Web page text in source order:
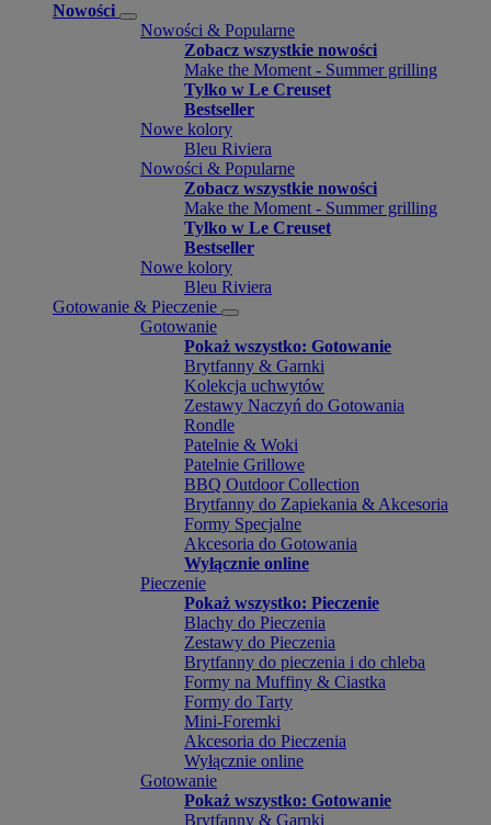
Nowości
Nowości & Popularne
Zobacz wszystkie nowości
Make the Moment - Summer grilling
Tylko w Le Creuset
Bestseller
Nowe kolory
Bleu Riviera
Nowości & Popularne
Zobacz wszystkie nowości
Make the Moment - Summer grilling
Tylko w Le Creuset
Bestseller
Nowe kolory
Bleu Riviera
Gotowanie & Pieczenie
Gotowanie
Pokaż wszystko: Gotowanie
Brytfanny & Garnki
Kolekcja uchwytów
Zestawy Naczyń do Gotowania
Rondle
Patelnie & Woki
Patelnie Grillowe
BBQ Outdoor Collection
Brytfanny do Zapiekania & Akcesoria
Formy Specjalne
Akcesoria do Gotowania
Wyłącznie online
Pieczenie
Pokaż wszystko: Pieczenie
Blachy do Pieczenia
Zestawy do Pieczenia
Brytfanny do pieczenia i do chleba
Formy na Muffiny & Ciastka
Formy do Tarty
Mini-Foremki
Akcesoria do Pieczenia
Wyłącznie online
Gotowanie
Pokaż wszystko: Gotowanie
Brytfanny & Garnki